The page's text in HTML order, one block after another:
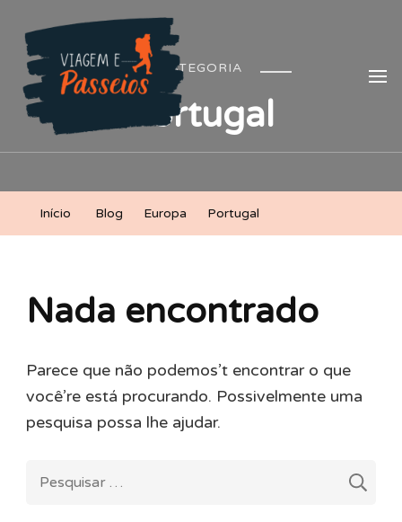
Viagem e Passeios
Lá vem aventura!
CATEGORIA
Portugal
Início Blog Europa Portugal
Nada encontrado
Parece que não podemos’t encontrar o que
você’re está procurando. Possivelmente uma
pesquisa possa lhe ajudar.